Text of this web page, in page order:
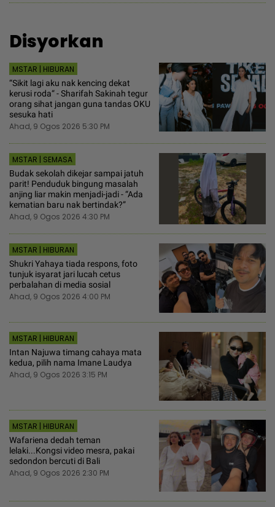
Disyorkan
MSTAR | HIBURAN
“Sikit lagi aku nak kencing dekat
kerusi roda“ - Sharifah Sakinah tegur
orang sihat jangan guna tandas OKU
sesuka hati
Ahad, 9 Ogos 2026 5:30 PM
MSTAR | SEMASA
Budak sekolah dikejar sampai jatuh
parit! Penduduk bingung masalah
anjing liar makin menjadi-jadi - “Ada
kematian baru nak bertindak?”
Ahad, 9 Ogos 2026 4:30 PM
MSTAR | HIBURAN
Shukri Yahaya tiada respons, foto
tunjuk isyarat jari lucah cetus
perbalahan di media sosial
Ahad, 9 Ogos 2026 4:00 PM
MSTAR | HIBURAN
Intan Najuwa timang cahaya mata
kedua, pilih nama Imane Laudya
Ahad, 9 Ogos 2026 3:15 PM
MSTAR | HIBURAN
Wafariena dedah teman
lelaki...Kongsi video mesra, pakai
sedondon bercuti di Bali
Ahad, 9 Ogos 2026 2:30 PM